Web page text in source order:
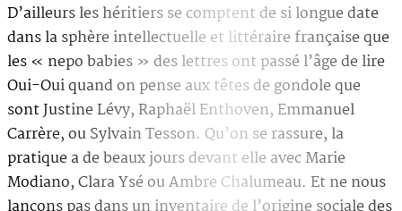
D’ailleurs les héritiers se comptent de si longue date
dans la sphère intellectuelle et littéraire française que
les « nepo babies » des lettres ont passé l’âge de lire
Oui-Oui quand on pense aux têtes de gondole que
sont Justine Lévy, Raphaël Enthoven, Emmanuel
Carrère, ou Sylvain Tesson. Qu’on se rassure, la
pratique a de beaux jours devant elle avec Marie
Modiano, Clara Ysé ou Ambre Chalumeau. Et ne nous